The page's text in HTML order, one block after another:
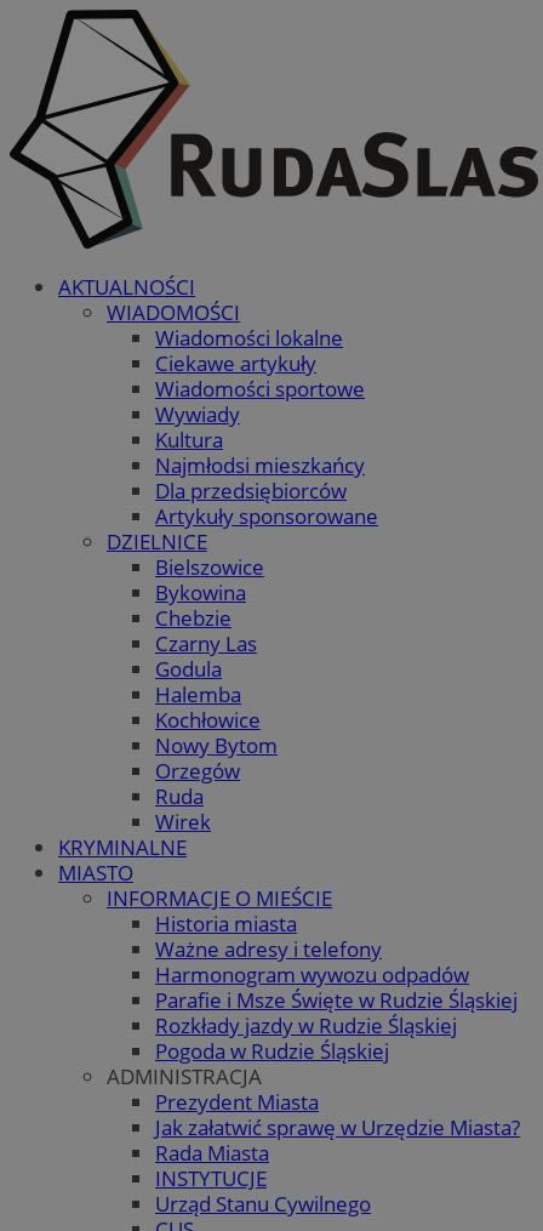
AKTUALNOŚCI
WIADOMOŚCI
Wiadomości lokalne
Ciekawe artykuły
Wiadomości sportowe
Wywiady
Kultura
Najmłodsi mieszkańcy
Dla przedsiębiorców
Artykuły sponsorowane
DZIELNICE
Bielszowice
Bykowina
Chebzie
Czarny Las
Godula
Halemba
Kochłowice
Nowy Bytom
Orzegów
Ruda
Wirek
KRYMINALNE
MIASTO
INFORMACJE O MIEŚCIE
Historia miasta
Ważne adresy i telefony
Harmonogram wywozu odpadów
Parafie i Msze Święte w Rudzie Śląskiej
Rozkłady jazdy w Rudzie Śląskiej
Pogoda w Rudzie Śląskiej
ADMINISTRACJA
Prezydent Miasta
Jak załatwić sprawę w Urzędzie Miasta?
Rada Miasta
INSTYTUCJE
Urząd Stanu Cywilnego